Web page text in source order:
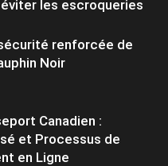
les escroqueries
renforcée de
Noir
Canadien :
et Processus de
en Ligne